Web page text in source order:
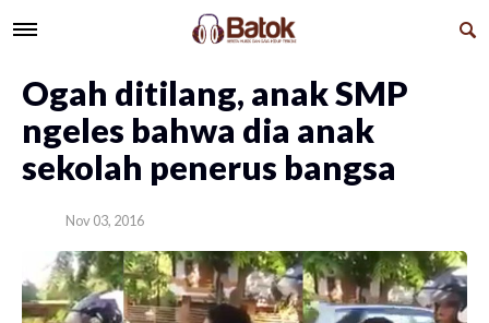
Ogah ditilang, anak SMP
ngeles bahwa dia anak
sekolah penerus bangsa
Nov 03, 2016